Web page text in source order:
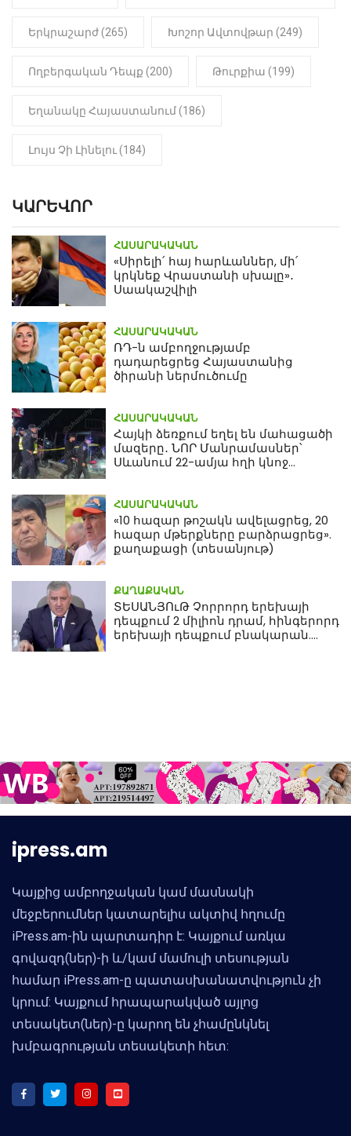
Երկրաշարժ (265) Խոշոր Ավտովթար (249)
Ողբերգական Դեպք (200) Թուրքիա (199)
Եղանակը Հայաստանում (186)
Լույս Չի Լինելու (184)
ԿԱՐԵՎՈՐ
ՀԱՍԱՐԱԿԱԿԱՆ
«Սիրելի՛ հայ հարևաններ, մի՛
կրկնեք Վրաստանի սխալը»․
Սաակաշվիլի
ՀԱՍԱՐԱԿԱԿԱՆ
ՌԴ-ն ամբողջությամբ
դադարեցրեց Հայաստանից
ծիրանի ներմուծումը
ՀԱՍԱՐԱԿԱԿԱՆ
Հայկի ձեռքում եղել են մահացածի
մազերը․ ՆՈՐ Մանրամասներ՝
Սևանում 22-ամյա հղի կնոջ
ՀԱՍԱՐԱԿԱԿԱՆ
«10 հազար թոշակն ավելացրեց, 20
հազար մթերքները բարձրացրեց».
քաղաքացի (տեսանյութ)
ՔԱՂԱՔԱԿԱՆ
ՏԵՍԱՆՅՈւԹ Չորրորդ երեխայի
դեպքում 2 միլիոն դրամ, հինգերորդ
երեխայի դեպքում բնակարան.
ipress.am
Կայքից ամբողջական կամ մասնակի
մեջբերումներ կատարելիս ակտիվ հղումը
iPress.am-ին պարտադիր է: Կայքում առկա
գովազդ(ներ)-ի և/կամ մամուլի տեսության
համար iPress.am-ը պատասխանատվություն չի
կրում: Կայքում հրապարակված այլոց
տեսակետ(ներ)-ը կարող են չհամընկնել
խմբագրության տեսակետի հետ: